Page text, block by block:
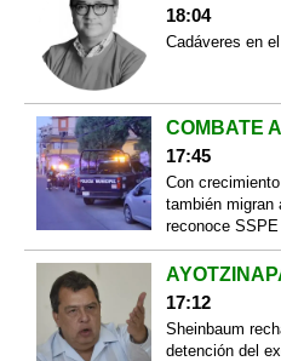
18:04
Cadáveres en
COMBATE
17:45
Con
también migran
reconoce SSPE
17:12
Sheinbaum
detención del